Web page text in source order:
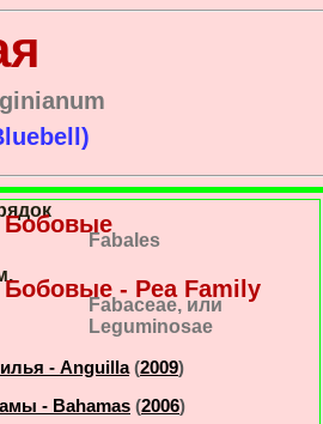
Бобовые
Fabales
Бобовые - Pea Family
Fabaceae, или
Leguminosae
- Anguilla(2009)
- Bahamas (2006)